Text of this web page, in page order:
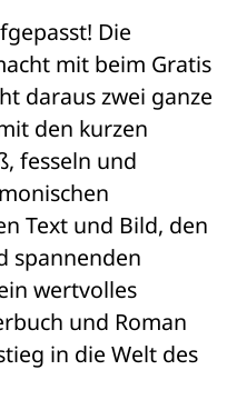
Die
mit beim Gratis
daraus zwei ganze
den kurzen
fesseln und
Text und Bild, den
spannenden
wertvolles
und Roman
in die Welt des